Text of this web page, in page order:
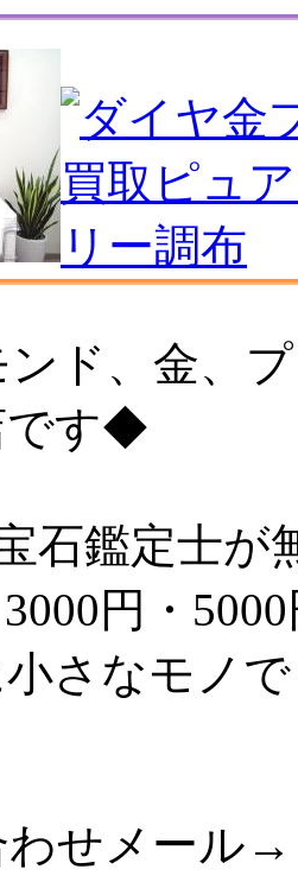
ド、金、
です◆
石鑑定士が
円・
さなモノ
わせメール